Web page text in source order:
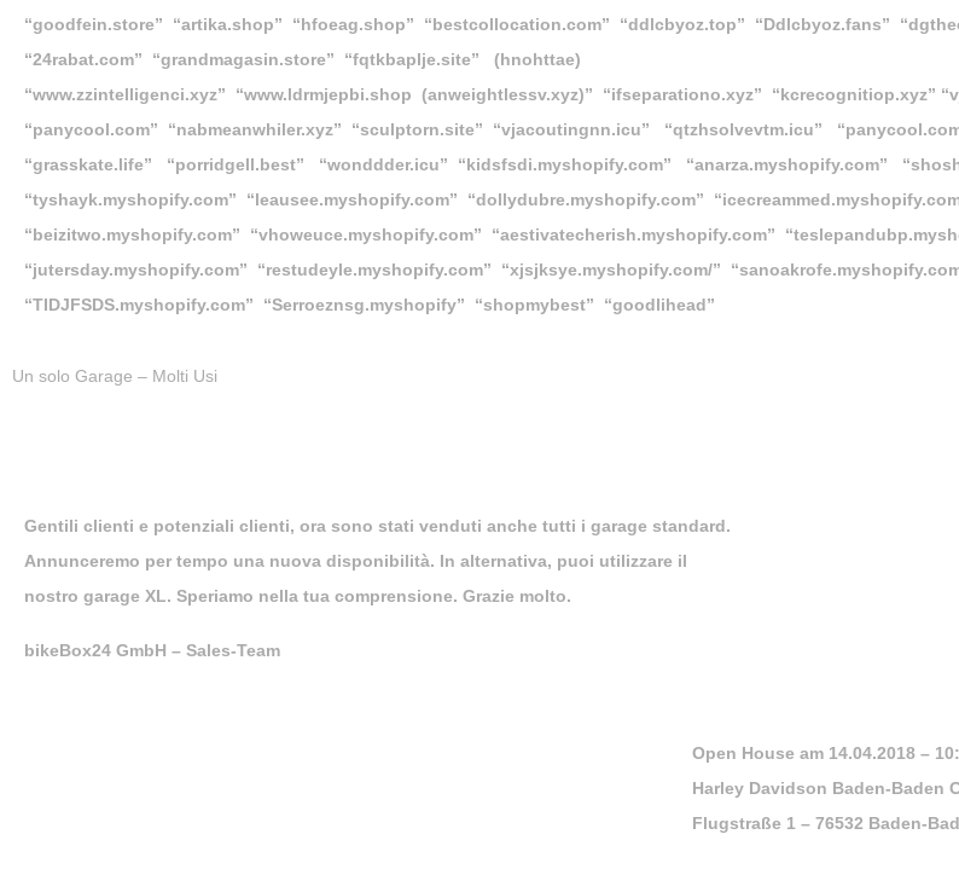
“goodfein.store” “artika.shop” “hfoeag.shop” “bestcollocation.com” “ddlcbyoz.top” “Ddlcbyoz.fans”
“24rabat.com” “grandmagasin.store” “fqtkbaplje.site” (hnohttae)
“www.zzintelligenci.xyz” “www.ldrmjepbi.shop (anweightlessv.xyz)” “ifseparationo.xyz” “kcrecognitiop.xyz”
“panycool.com” “nabmeanwhiler.xyz” “sculptorn.site” “vjacoutingnn.icu” “qtzhsolvevtm.icu”
“grasskate.life” “porridgell.best” “wonddder.icu” “kidsfsdi.myshopify.com” “anarza.myshopify.com”
“tyshayk.myshopify.com” “leausee.myshopify.com” “dollydubre.myshopify.com”
“beizitwo.myshopify.com” “vhoweuce.myshopify.com” “aestivatecherish.myshopify.com”
“jutersday.myshopify.com” “restudeyle.myshopify.com” “xjsjksye.myshopify.com/”
“TIDJFSDS.myshopify.com” “Serroeznsg.myshopify” “shopmybest” “goodlihead”
Un solo Garage – Molti Usi
Gentili clienti e potenziali clienti, ora sono stati venduti anche tutti i garage standard.
Annunceremo per tempo una nuova disponibilità. In alternativa, puoi utilizzare il
nostro garage XL. Speriamo nella tua comprensione. Grazie molto.
bikeBox24 GmbH – Sales-Team
Open House am 14.04.2018 –
Harley Davidson Baden-Baden
Flugstraße 1 – 76532 Baden-